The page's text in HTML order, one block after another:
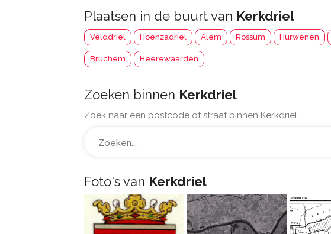
Plaatsen in de buurt van Kerkdriel
Velddriel Hoenzadriel Alem Rossum Hurwenen
Bruchem Heerewaarden
Zoeken binnen Kerkdriel
Zoek naar een postcode of straat binnen Kerkdriel:
Foto's van Kerkdriel